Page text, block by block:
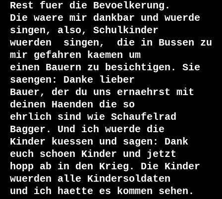
Rest fuer die Bevoelkerung.
Die waere mir dankbar und wuerde
singen, also, Schulkinder
wuerden  singen,  die in Bussen zu
mir gefahren kaemen um
einen Bauern zu besichtigen. Sie
saengen: Danke lieber
Bauer, der du uns ernaehrst mit
deinen Haenden die so
ehrlich sind wie Schaufelrad
Bagger. Und ich wuerde die
Kinder kuessen und sagen: Dank
euch schoen Kinder und jetzt
hopp ab in den Krieg. Die Kinder
wuerden alle Kindersoldaten
und ich haette es kommen sehen.